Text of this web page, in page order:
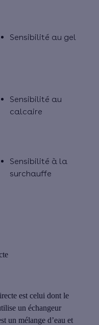
Sensibilité au gel
Sensibilité au
calcaire
Sensibilité à la
surchauffe
est celui dont le
un échangeur
un mélange d’eau et